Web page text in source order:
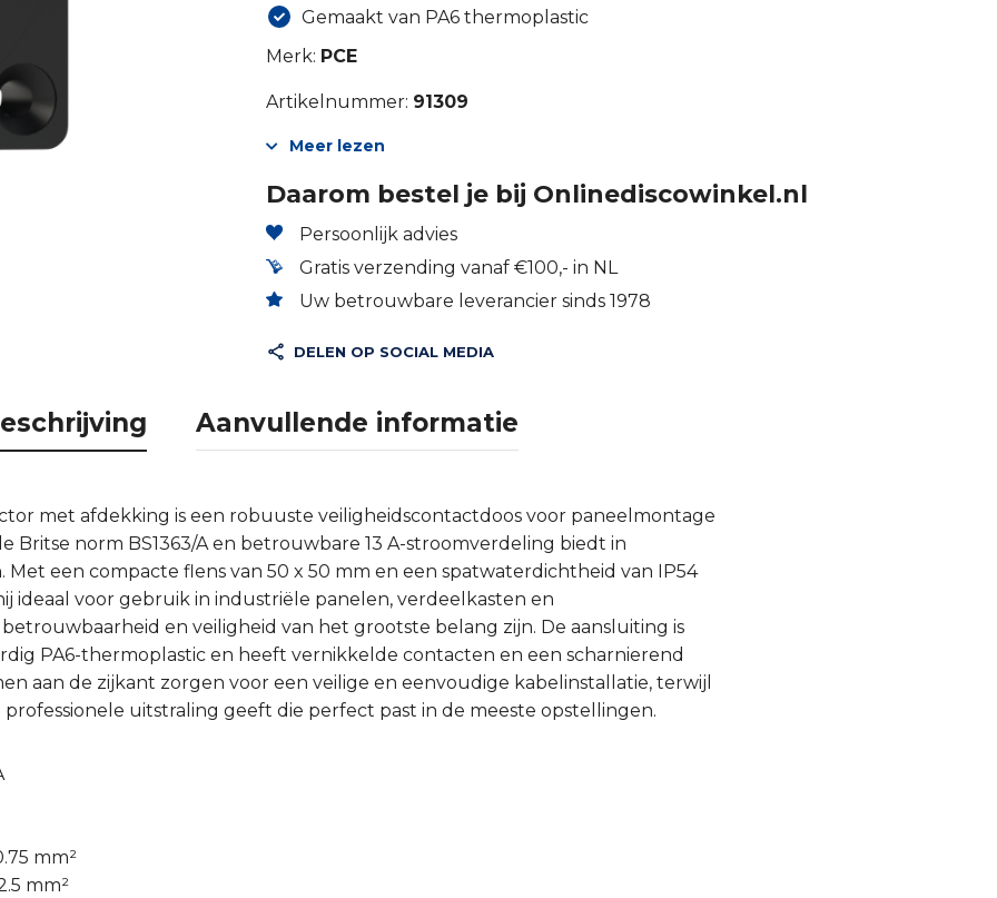
Gemaakt van PA6 thermoplastic
Merk: PCE
Artikelnummer: 91309
Meer lezen
Daarom bestel je bij Onlinediscowinkel.nl
Persoonlijk advies
Gratis verzending vanaf €100,- in NL
Uw betrouwbare leverancier sinds 1978
DELEN OP SOCIAL MEDIA
Aanvullende informatie
met afdekking is een robuuste veiligheidscontactdoos voor paneelmontage
Britse norm BS1363/A en betrouwbare 13 A-stroomverdeling biedt in
Met een compacte flens van 50 x 50 mm en een spatwaterdichtheid van IP54
ideaal voor gebruik in industriële panelen, verdeelkasten en
en veiligheid van het grootste belang zijn. De aansluiting is
PA6-thermoplastic en heeft vernikkelde contacten en een scharnierend
aan de zijkant zorgen voor een veilige en eenvoudige kabelinstallatie, terwijl
uitstraling geeft die perfect past in de meeste opstellingen.
mm²
mm²